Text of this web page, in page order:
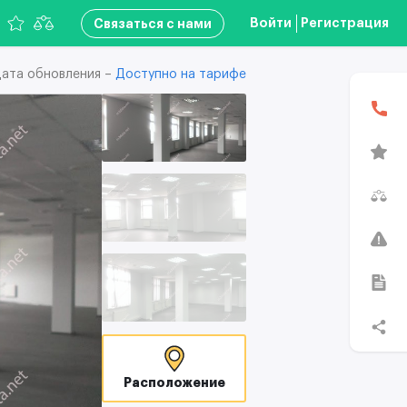
Связаться с нами Войти Регистрация
обновления – Доступно на тарифе
Расположение